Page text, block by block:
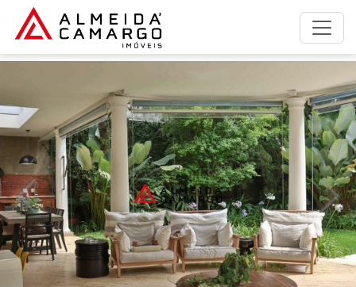
A empresa
Anunciar imóvel para vender
Imóveis para alugar
Imóveis para comprar
Simulador de financiamento
Trabalhe Conosco
Previous Next